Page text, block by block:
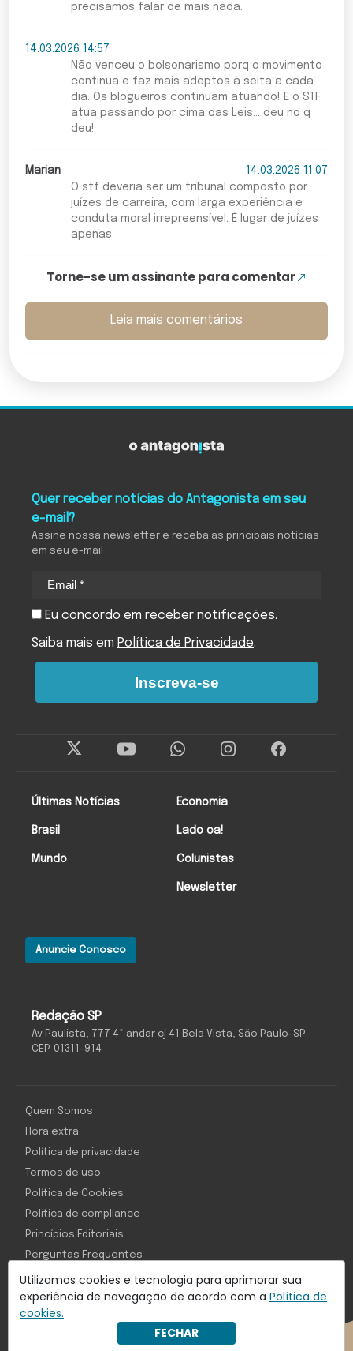
precisamos falar de mais nada.
14.03.2026 14:57
Não venceu o bolsonarismo porq o movimento
continua e faz mais adeptos à seita a cada
dia. Os blogueiros continuam atuando! E o STF
atua passando por cima das Leis... deu no q
deu!
Marian
14.03.2026 11:07
O stf deveria ser um tribunal composto por
juízes de carreira, com larga experiência e
conduta moral irrepreensível. É lugar de juízes
apenas.
Torne-se um assinante para comentar
Leia mais comentários
Utilizamos cookies e tecnologia para aprimorar sua
experiência de navegação de acordo com a Política de
cookies.
FECHAR
Redação SP
Av Paulista, 777 4º andar cj 41 Bela Vista, São Paulo-SP
CEP: 01311-914
Anuncie Conosco
Últimas Notícias
Brasil
Mundo
Economia
Lado oa!
Colunistas
Newsletter
Quer receber notícias do Antagonista em seu
e-mail?
Assine nossa newsletter e receba as principais notícias
em seu e-mail
Eu concordo em receber notificações.
Saiba mais em Política de Privacidade.
Inscreva-se
Com inteligência e tecnologia:
Object1ve - Marketing Solution
Quem Somos
Hora extra
Política de privacidade
Termos de uso
Política de Cookies
Política de compliance
Princípios Editoriais
Perguntas Frequentes